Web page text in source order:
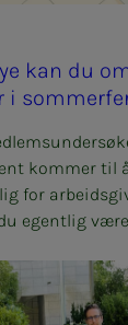
kan du
i
kommer til
for
egentlig